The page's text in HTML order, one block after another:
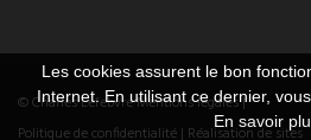
© Charles LefebvreMentions légales|
Politique de confidentialité | Réalisation de sites
Les cookies assurent le bon
Internet. En utilisant ce dernier,
En savoir